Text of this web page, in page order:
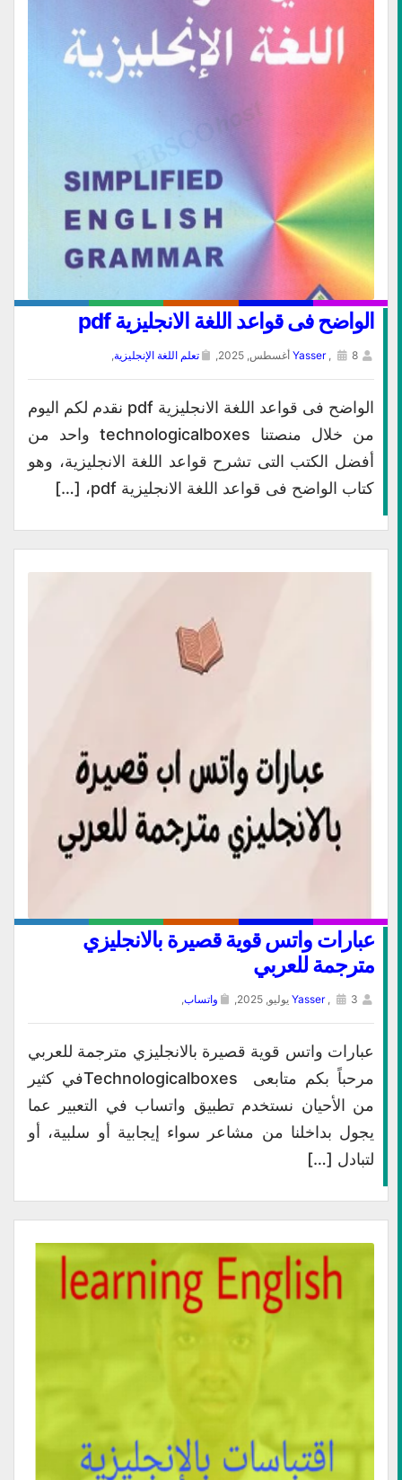
الواضح فى قواعد اللغة الانجليزية pdf
Yasser, 8 أغسطس, 2025, تعلم اللغة الإنجليزية
الواضح فى قواعد اللغة الانجليزية pdf نقدم لكم اليوم
من خلال منصتنا technologicalboxes واحد من
أفضل الكتب التى تشرح قواعد اللغة الانجليزية، وهو
كتاب الواضح فى قواعد اللغة الانجليزية pdf، […]
عبارات واتس قوية قصيرة بالانجليزي
مترجمة للعربي
Yasser, 3 يوليو, 2025, واتساب
عبارات واتس قوية قصيرة بالانجليزي مترجمة للعربي
مرحباً بكم متابعى Technologicalboxesفي كثير
من الأحيان نستخدم تطبيق واتساب في التعبير عما
يجول بداخلنا من مشاعر سواء إيجابية أو سلبية، أو
لتبادل […]